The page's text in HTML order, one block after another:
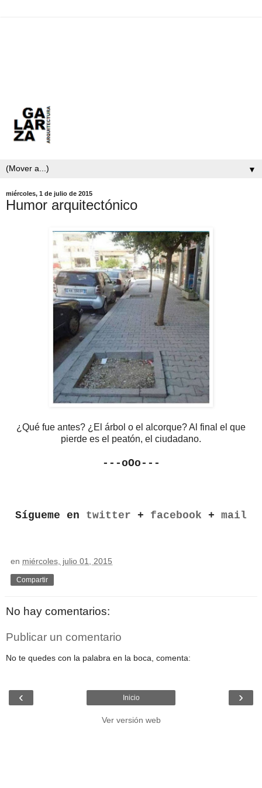
▼
miércoles, 1 de julio de 2015
Humor arquitectónico
¿Qué fue antes? ¿El árbol o el alcorque? Al final el que
pierde es el peatón, el ciudadano.
---oOo---
Sígueme en twitter + facebook + mail
en miércoles, julio 01, 2015
Compartir
No hay comentarios:
Publicar un comentario
No te quedes con la palabra en la boca, comenta:
‹ ›
Inicio
Ver versión web